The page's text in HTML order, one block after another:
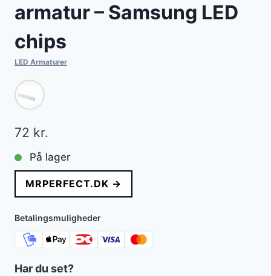
armatur – Samsung LED
chips
LED Armaturer
72 kr.
På lager
MRPERFECT.DK →
Betalingsmuligheder
Har du set?